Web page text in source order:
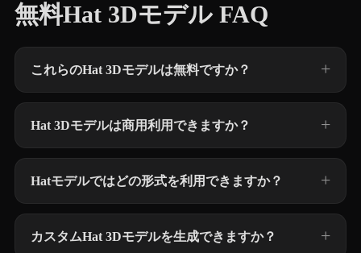
無料Hat 3Dモデル FAQ
これらのHat 3Dモデルは無料ですか？
Hat 3Dモデルは商用利用できますか？
Hatモデルではどの形式を利用できますか？
カスタムHat 3Dモデルを生成できますか？